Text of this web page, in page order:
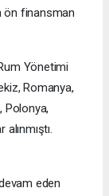
ön finansman
Yönetimi
Romanya,
Polonya,
eden